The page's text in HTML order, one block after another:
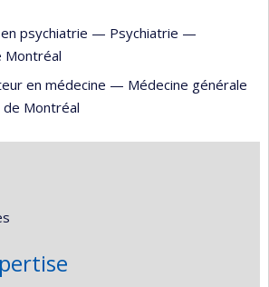
psychiatrie — Psychiatrie —
Montréal
en médecine — Médecine générale
Montréal